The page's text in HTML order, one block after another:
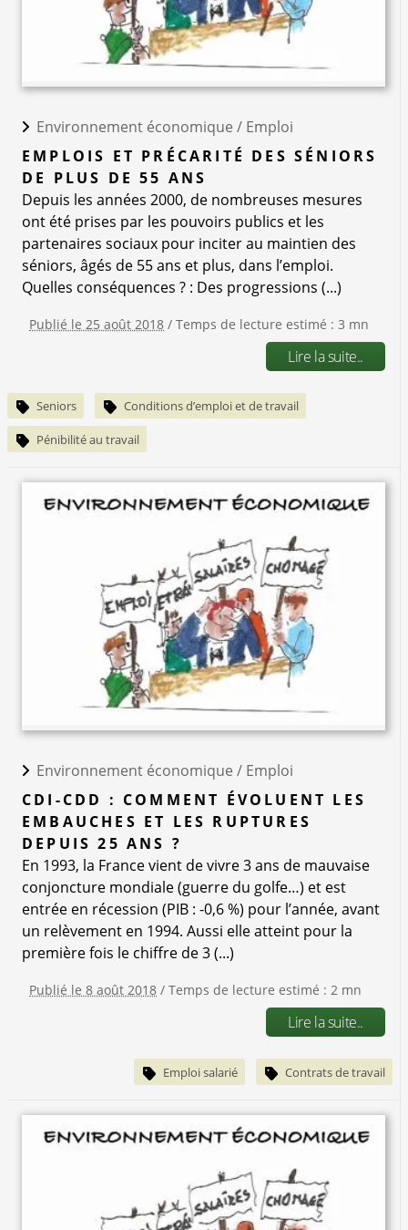
Environnement économique / Emploi
EMPLOIS ET PRÉCARITÉ DES SÉNIORS
DE PLUS DE 55 ANS
Depuis les années 2000, de nombreuses mesures
ont été prises par les pouvoirs publics et les
partenaires sociaux pour inciter au maintien des
séniors, âgés de 55 ans et plus, dans l’emploi.
Quelles conséquences ? : Des progressions (...)
Publié le 25 août 2018 / Temps de lecture estimé : 3 mn
Lire la suite..
Seniors Conditions d’emploi et de travail
Pénibilité au travail
Environnement économique / Emploi
CDI-CDD : COMMENT ÉVOLUENT LES
EMBAUCHES ET LES RUPTURES
DEPUIS 25 ANS ?
En 1993, la France vient de vivre 3 ans de mauvaise
conjoncture mondiale (guerre du golfe…) et est
entrée en récession (PIB : -0,6 %) pour l’année, avant
un relèvement en 1994. Aussi elle atteint pour la
première fois le chiffre de 3 (...)
Publié le 8 août 2018 / Temps de lecture estimé : 2 mn
Lire la suite..
Emploi salarié Contrats de travail